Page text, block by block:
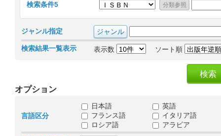
検索条件5
ジャンル指定
検索結果一覧表示 表示数 ソート順
オプション
言語区分
日本語
英語
フランス語
イタリア語
ロシア語
アラビア